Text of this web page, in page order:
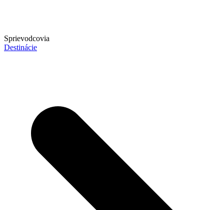
Sprievodcovia
Destinácie